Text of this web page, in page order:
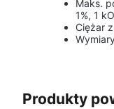
Maks.
1%, 1
Ciężar
Produkty